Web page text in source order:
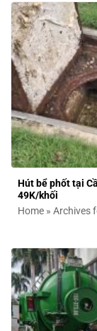
Hút bể phốt tại
49K/khối
Home » Archives